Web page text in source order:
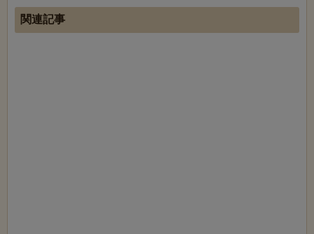
関連記事